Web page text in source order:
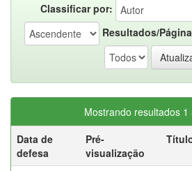
Classificar por:
Resultados/Página
Mostrando resultados 1
Data de
defesa
Pré-
visualização